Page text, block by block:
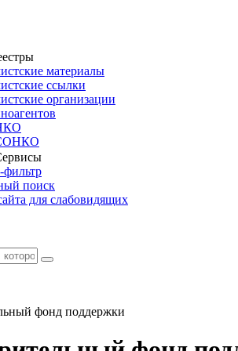
материалы
ссылки
организации
фильтр
поиск
для слабовидящих
фонд поддержки